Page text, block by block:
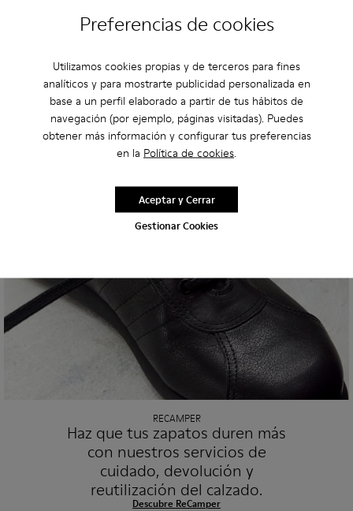
Preferencias de cookies
Utilizamos cookies propias y de terceros para fines
analíticos y para mostrarte publicidad personalizada en
base a un perfil elaborado a partir de tus hábitos de
navegación (por ejemplo, páginas visitadas). Puedes
obtener más información y configurar tus preferencias
en la Política de cookies.
Gestionar Cookies
Aceptar y Cerrar
SERVICIOS SOLO PARA MIEMBROS
RECAMPER
Haz que tus zapatos duren más
con nuestros servicios de
cuidado, devolución y
reutilización del calzado.
Descubre ReCamper